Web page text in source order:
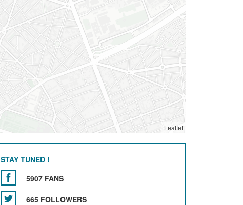
Leaflet
STAY TUNED !
5907 FANS
665 FOLLOWERS